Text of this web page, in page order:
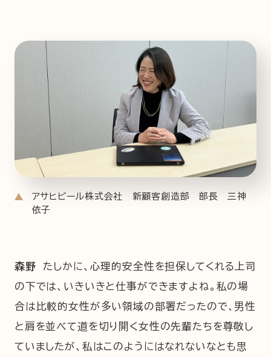
アサヒビール株式会社 新顧客創造部 部長 三神
依子
森野 たしかに、心理的安全性を担保してくれる上司
の下では、いきいきと仕事ができますよね。私の場
合は比較的女性が多い領域の部署だったので、男性
と肩を並べて道を切り開く女性の先輩たちを尊敬し
ていましたが、私はこのようにはなれないなとも思